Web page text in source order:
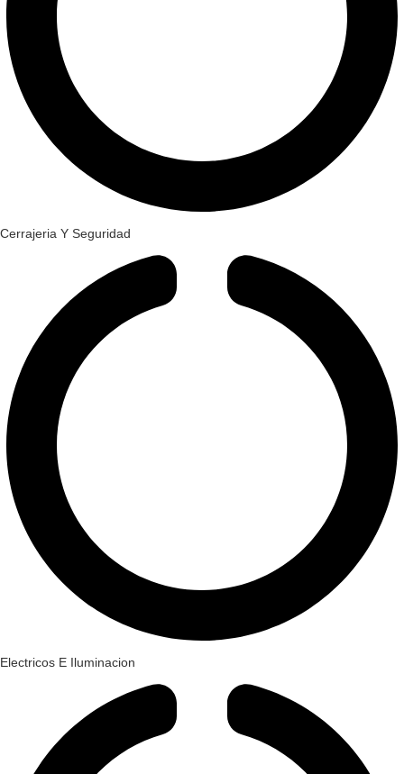
Cerrajeria Y Seguridad
Electricos E Iluminacion